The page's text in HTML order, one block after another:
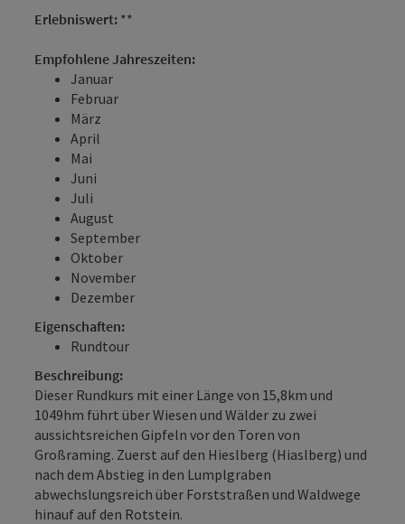
Erlebniswert: **
Empfohlene Jahreszeiten:
Januar
Februar
März
April
Mai
Juni
Juli
August
September
Oktober
November
Dezember
Eigenschaften:
Rundtour
Beschreibung:
Dieser Rundkurs mit einer Länge von 15,8km und
1049hm führt über Wiesen und Wälder zu zwei
aussichtsreichen Gipfeln vor den Toren von
Großraming. Zuerst auf den Hieslberg (Hiaslberg) und
nach dem Abstieg in den Lumplgraben
abwechslungsreich über Forststraßen und Waldwege
hinauf auf den Rotstein.